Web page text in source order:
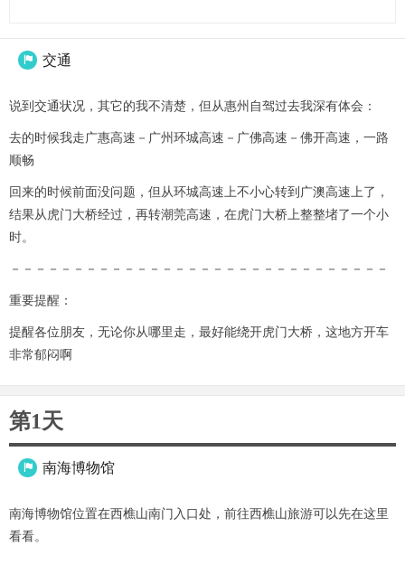
 交通
说到交通状况，其它的我不清楚，但从惠州自驾过去我深有体会：
去的时候我走广惠高速－广州环城高速－广佛高速－佛开高速，一路
顺畅
回来的时候前面没问题，但从环城高速上不小心转到广澳高速上了，
结果从虎门大桥经过，再转潮莞高速，在虎门大桥上整整堵了一个小
时。
－－－－－－－－－－－－－－－－－－－－－－－－－－－－－－
重要提醒：
提醒各位朋友，无论你从哪里走，最好能绕开虎门大桥，这地方开车
非常郁闷啊
第1天
 南海博物馆
南海博物馆位置在西樵山南门入口处，前往西樵山旅游可以先在这里
看看。